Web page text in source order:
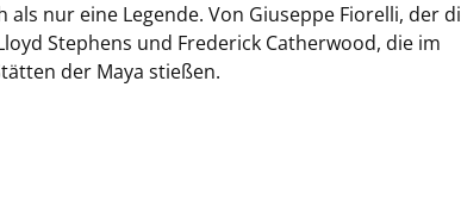
nur eine Legende. Von Giuseppe Fiorelli, der
Stephens und Frederick Catherwood, die im
der Maya stießen.